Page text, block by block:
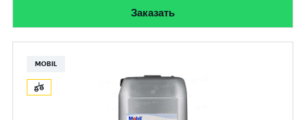
Заказать
MOBIL